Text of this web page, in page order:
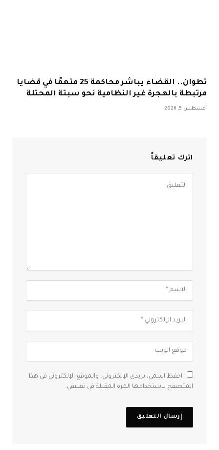
تطوان.. القضاء يباشر محاكمة 25 متهمًا في قضايا
مرتبطة بالهجرة غير النظامية نحو سبتة المحتلة
أغسطس 5, 2026
اترك تعليقاً
احفظ اسمي، بريدي الإلكتروني، والموقع الإلكتروني في هذا
المتصفح لاستخدامها المرة المقبلة في تعليقي.